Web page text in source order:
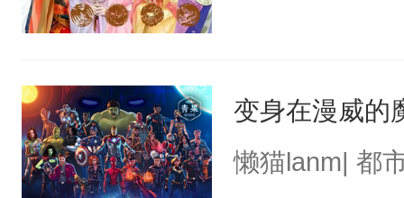
变身在漫威的
懒猫lanm| 都